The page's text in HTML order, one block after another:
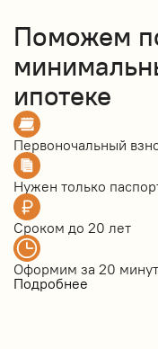
Поможем
ипотеке
Первоночальный
Нужен только
Сроком до 20 лет
Оформим за 20 минут
Подробнее